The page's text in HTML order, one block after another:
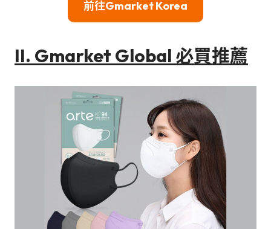
前往Gmarket Korea
II. Gmarket Global 必買推薦